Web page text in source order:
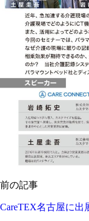
前の記事
CareTEX名古屋に出